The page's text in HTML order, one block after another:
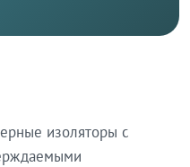
изоляторы с